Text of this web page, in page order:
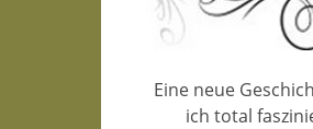
Eine neue
ich total